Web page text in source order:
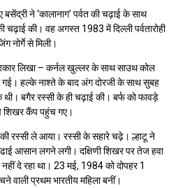
ने ‘कालानाग’ पर्वत की चढ़ाई के साथ
चढ़ाई की। वह अगस्त 1983 में दिल्ली पर्वतारोही
नोर्गे से मिली।
लिखा – कर्नल खुल्लर के साथ साउथ कोल
गई। हल्के नाश्ते के बाद अंग दोरजी के साथ सुबह
बगैर रस्सी के ही चढ़ाई की। बर्फ को फावड़े
शिखर कैंप पहुंच गए।
रस्सी ले आया। रस्सी के सहारे चढ़े। ल्हाटू ने
आसान लगने लगी। दक्षिणी शिखर पर तेज हवा
दे रहा था। 23 मई, 1984 को दोपहर 1
वाली प्रथम भारतीय महिला बनीं।